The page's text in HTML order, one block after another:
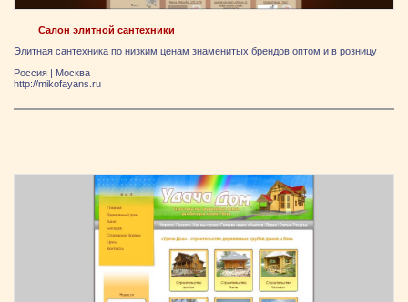
Салон элитной сантехники
Элитная сантехника по низким ценам знаменитых брендов оптом и в розницу
Россия | Москва
http://mikofayans.ru